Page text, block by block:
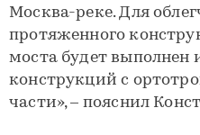
Москва-реке. Для
протяженного
моста будет выполнен
конструкций с
части», – пояснил